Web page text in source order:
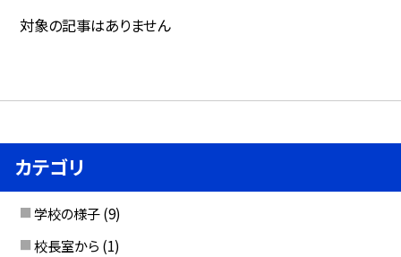
対象の記事はありません
カテゴリ
学校の様子 (9)
校長室から (1)